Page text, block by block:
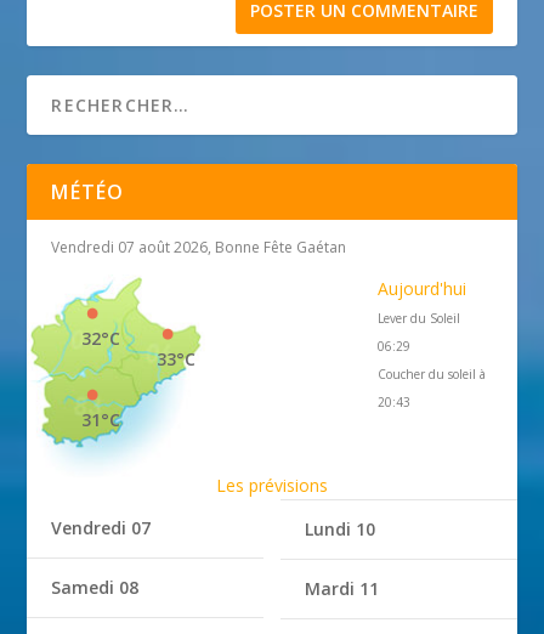
MÉTÉO
Vendredi 07 août 2026, Bonne Fête Gaétan
33°C
32°C
31°C
Aujourd'hui
Lever du Soleil
06:29
Coucher du soleil à
20:43
Les prévisions
Vendredi 07
Samedi 08
Lundi 10
Mardi 11